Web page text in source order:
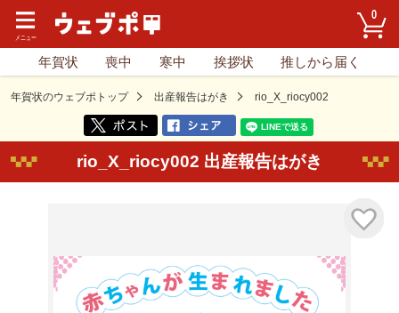
0
年賀状 喪中 寒中 挨拶状 推しから届く
年賀状のウェブポトップ 出産報告はがき rio_X_riocy002
rio_X_riocy002 出産報告はがき